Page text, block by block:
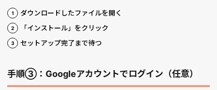
ダウンロードしたファイルを開く
「インストール」をクリック
セットアップ完了まで待つ
手順③：Googleアカウントでログイン（任意）